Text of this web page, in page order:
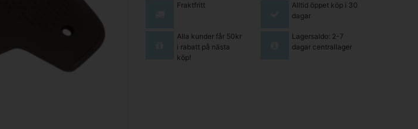
Fraktfritt
Alltid öppet köp i 30
dagar
Alla kunder får 50kr
i rabatt på nästa
köp!
Lagersaldo: 2-7
dagar centrallager